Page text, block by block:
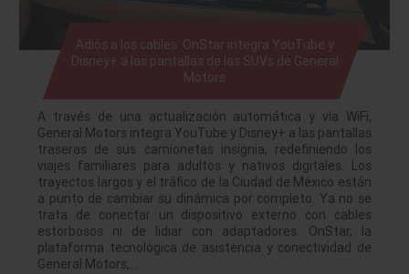
Adiós a los cables: OnStar integra YouTube y
Disney+ a las pantallas de las SUVs de General
Motors
A través de una actualización automática y vía WiFi,
General Motors integra YouTube y Disney+ a las pantallas
traseras de sus camionetas insignia, redefiniendo los
viajes familiares para adultos y nativos digitales. Los
trayectos largos y el tráfico de la Ciudad de México están
a punto de cambiar su dinámica por completo. Ya no se
trata de conectar un dispositivo externo con cables
estorbosos ni de lidiar con adaptadores. OnStar, la
plataforma tecnológica de asistencia y conectividad de
General Motors,…